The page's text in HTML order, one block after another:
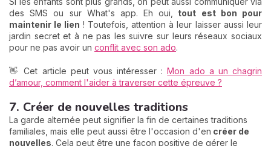
des SMS ou sur What's app. Eh oui,
tout est bon pour
maintenir le lien ! Toutefois, attention à leur laisser aussi leur
jardin secret et à ne pas les suivre sur leurs réseaux sociaux
pour ne pas avoir un conflit avec son ado.
👋 Cet article peut vous intéresser :Mon ado a un chagrin
d’amour, comment l'aider à traverser cette épreuve ?
7. Créer de nouvelles traditions
La garde alternée peut signifier la fin de certaines traditions
familiales, mais elle peut aussi être l'occasion d'en créer de
nouvelles. Cela peut être une façon positive de gérer le